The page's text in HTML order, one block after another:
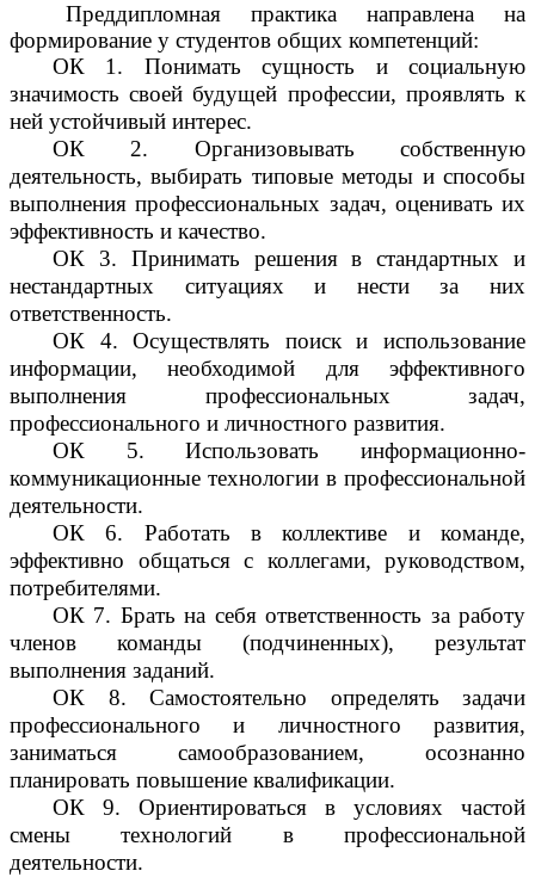
Преддипломная практика направлена на
формирование у студентов общих компетенций:
ОК 1. Понимать сущность и социальную
значимость своей будущей профессии, проявлять к
ней устойчивый интерес.
ОК 2. Организовывать собственную
деятельность, выбирать типовые методы и способы
выполнения профессиональных задач, оценивать их
эффективность и качество.
ОК 3. Принимать решения в стандартных и
нестандартных ситуациях и нести за них
ответственность.
ОК 4. Осуществлять поиск и использование
информации, необходимой для эффективного
выполнения профессиональных задач,
профессионального и личностного развития.
ОК 5. Использовать информационно-
коммуникационные технологии в профессиональной
деятельности.
ОК 6. Работать в коллективе и команде,
эффективно общаться с коллегами, руководством,
потребителями.
ОК 7. Брать на себя ответственность за работу
членов команды (подчиненных), результат
выполнения заданий.
ОК 8. Самостоятельно определять задачи
профессионального и личностного развития,
заниматься самообразованием, осознанно
планировать повышение квалификации.
ОК 9. Ориентироваться в условиях частой
смены технологий в профессиональной
деятельности.